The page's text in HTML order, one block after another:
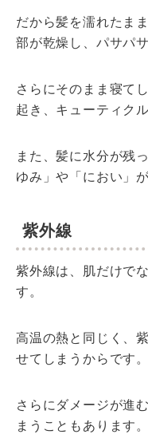
だから髪を濡れたま
部が乾燥し、パサパ
さらにそのまま寝て
起き、キューティク
また、髪に水分が残
ゆみ」や「におい」
紫外線
紫外線は、肌だけで
す。
高温の熱と同じく、
せてしまうからです。
さらにダメージが進
まうこともあります。